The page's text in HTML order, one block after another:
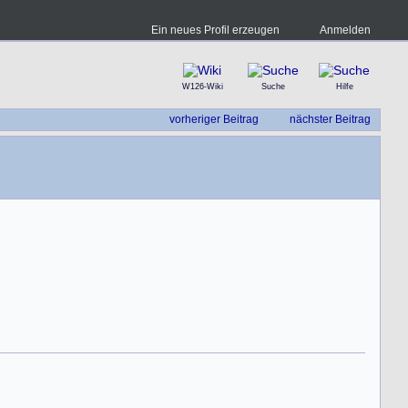
Ein neues Profil erzeugen Anmelden
W126-Wiki Suche Hilfe
vorheriger Beitrag nächster Beitrag